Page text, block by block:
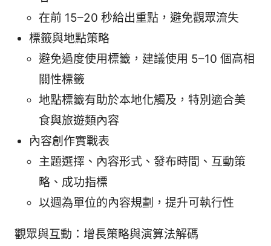
在前 15–20 秒給出重點，避免觀眾流失
標籤與地點策略
避免過度使用標籤，建議使用 5–10 個高相
關性標籤
地點標籤有助於本地化觸及，特別適合美
食與旅遊類內容
內容創作實戰表
主題選擇、內容形式、發布時間、互動策
略、成功指標
以週為單位的內容規劃，提升可執行性
觀眾與互動：增長策略與演算法解碼